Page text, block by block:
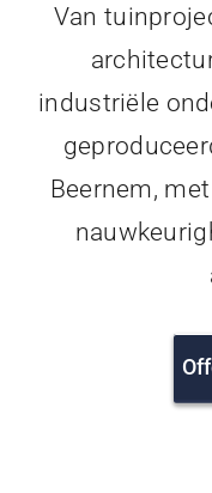
Van
industriële
Beernem,